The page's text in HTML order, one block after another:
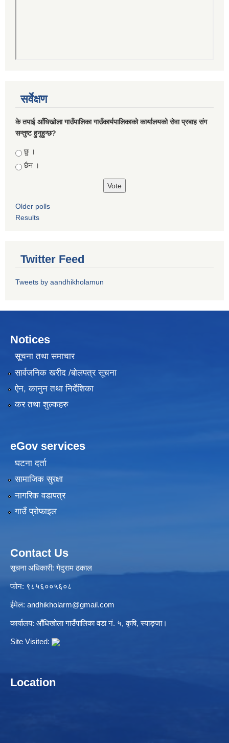
सर्वेक्षण
के तपाई आँधिखोला गाउँपालिका गाउँकार्यपालिकाको कार्यालयको सेवा प्रबाह संग
सन्तुष्ट हुनुहुन्छ?
Choices
छु ।
छैन ।
Older polls
Results
Twitter Feed
Tweets by aandhikholamun
Notices
सूचना तथा समाचार
सार्वजनिक खरीद /बोलपत्र सूचना
ऐन, कानुन तथा निर्देशिका
कर तथा शुल्कहरु
eGov services
घटना दर्ता
सामाजिक सुरक्षा
नागरिक वडापत्र
गाउँ प्रोफाइल
Contact Us
सूचना अधिकारी: गेदुराम ढकाल
फोन: ९८५६००५६०८
ईमेल: andhikholarm@gmail.com
कार्यालय: आँधिखोला गाउँपालिका वडा नं. ५, कृषि, स्याङ्जा।
Site Visited:
Location